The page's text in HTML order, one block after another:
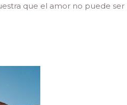
que el amor no puede ser